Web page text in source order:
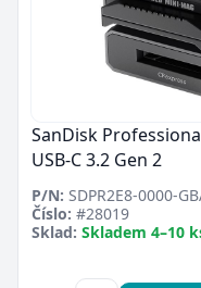
SanDisk
USB-C 3.2 Gen 2
P/N: SDPR2E8-0000-
Číslo: #28019
Sklad: Skladem 4–10